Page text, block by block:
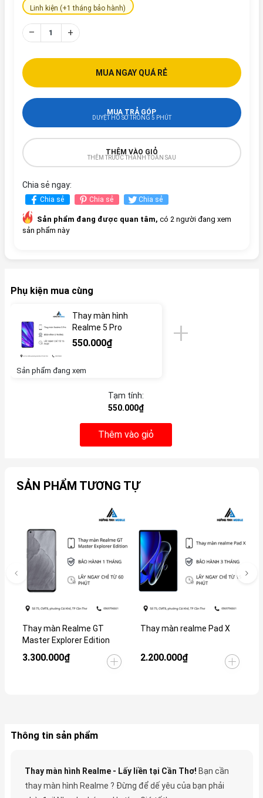
Linh kiện (+1 tháng bảo hành)
– +
MUA NGAY QUÁ RẺ
MUA TRẢ GÓP
DUYỆT HỒ SƠ TRONG 5 PHÚT
THÊM VÀO GIỎ
THÊM TRƯỚC THANH TOÁN SAU
Chia sẻ ngay:
Chia sẻ Chia sẻ Chia sẻ
Sản phẩm đang được quan tâm, có 2 người đang xem
sản phẩm này
Phụ kiện mua cùng
Thay màn hình
Realme 5 Pro
550.000₫
Sản phẩm đang xem
Tạm tính:
550.000₫
Thêm vào giỏ
SẢN PHẨM TƯƠNG TỰ
Thay màn Realme GT
Master Explorer Edition
3.300.000₫
Thay màn realme Pad X
2.200.000₫
Thông tin sản phẩm
Thay màn hình Realme - Lấy liền tại Cần Thơ! Bạn cần
thay màn hình Realme ? Đừng để dế yêu của bạn phải